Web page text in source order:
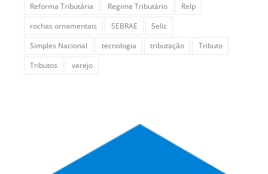
Reforma Tributária
Regime Tributário
Relp
rochas ornamentais
SEBRAE
Selic
Simples Nacional
tecnologia tributação
Tributo
Tributos
varejo